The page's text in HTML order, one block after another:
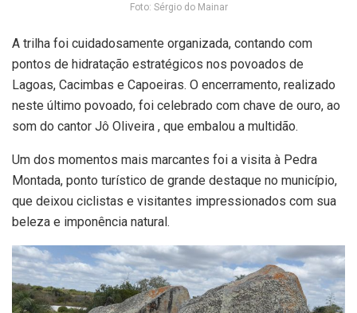
Foto: Sérgio do Mainar
A trilha foi cuidadosamente organizada, contando com
pontos de hidratação estratégicos nos povoados de
Lagoas, Cacimbas e Capoeiras. O encerramento, realizado
neste último povoado, foi celebrado com chave de ouro, ao
som do cantor Jô Oliveira , que embalou a multidão.
Um dos momentos mais marcantes foi a visita à Pedra
Montada, ponto turístico de grande destaque no município,
que deixou ciclistas e visitantes impressionados com sua
beleza e imponência natural.